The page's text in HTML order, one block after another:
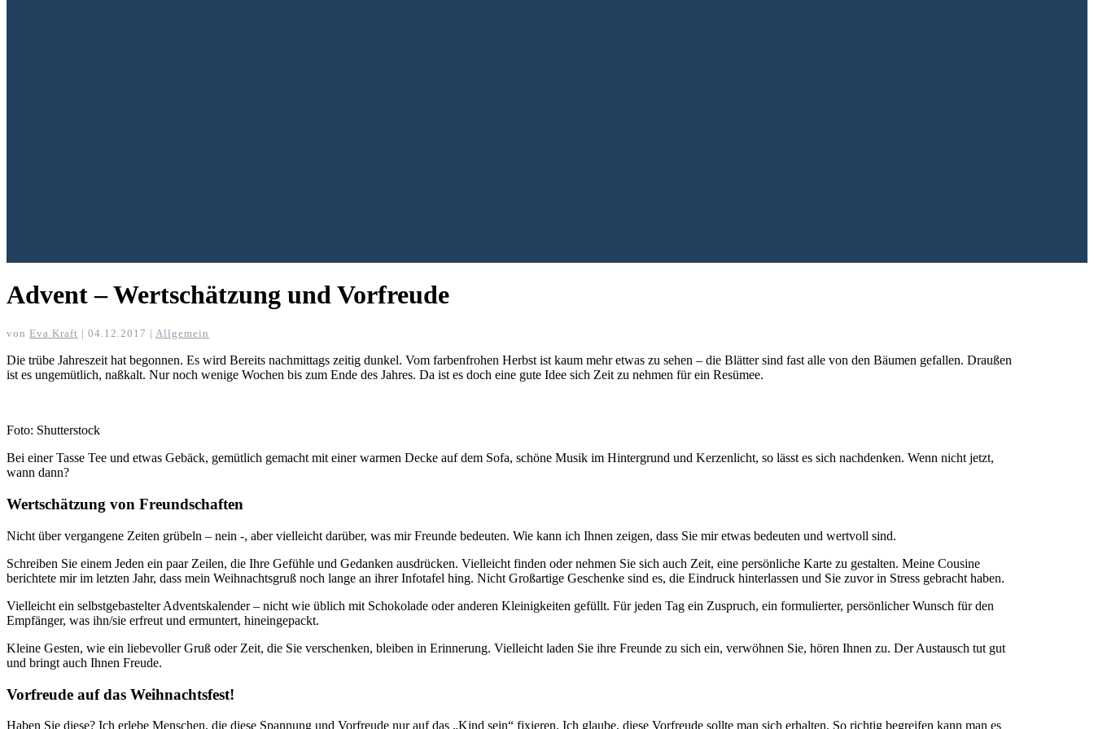
Advent – Wertschätzung und Vorfreude
von Eva Kraft | 04.12.2017 | Allgemein
Die trübe Jahreszeit hat begonnen. Es wird Bereits nachmittags zeitig dunkel. Vom farbenfrohen Herbst ist kaum mehr etwas zu sehen – die Blätter sind fast alle von den Bäumen gefallen. Draußen
ist es ungemütlich, naßkalt. Nur noch wenige Wochen bis zum Ende des Jahres. Da ist es doch eine gute Idee sich Zeit zu nehmen für ein Resümee.
Foto: Shutterstock
Bei einer Tasse Tee und etwas Gebäck, gemütlich gemacht mit einer warmen Decke auf dem Sofa, schöne Musik im Hintergrund und Kerzenlicht, so lässt es sich nachdenken. Wenn nicht jetzt,
wann dann?
Wertschätzung von Freundschaften
Nicht über vergangene Zeiten grübeln – nein -, aber vielleicht darüber, was mir Freunde bedeuten. Wie kann ich Ihnen zeigen, dass Sie mir etwas bedeuten und wertvoll sind.
Schreiben Sie einem Jeden ein paar Zeilen, die Ihre Gefühle und Gedanken ausdrücken. Vielleicht finden oder nehmen Sie sich auch Zeit, eine persönliche Karte zu gestalten. Meine Cousine
berichtete mir im letzten Jahr, dass mein Weihnachtsgruß noch lange an ihrer Infotafel hing. Nicht Großartige Geschenke sind es, die Eindruck hinterlassen und Sie zuvor in Stress gebracht haben.
Vielleicht ein selbstgebastelter Adventskalender – nicht wie üblich mit Schokolade oder anderen Kleinigkeiten gefüllt. Für jeden Tag ein Zuspruch, ein formulierter, persönlicher Wunsch für den
Empfänger, was ihn/sie erfreut und ermuntert, hineingepackt.
Kleine Gesten, wie ein liebevoller Gruß oder Zeit, die Sie verschenken, bleiben in Erinnerung. Vielleicht laden Sie ihre Freunde zu sich ein, verwöhnen Sie, hören Ihnen zu. Der Austausch tut gut
und bringt auch Ihnen Freude.
Vorfreude auf das Weihnachtsfest!
Haben Sie diese? Ich erlebe Menschen, die diese Spannung und Vorfreude nur auf das „Kind sein“ fixieren. Ich glaube, diese Vorfreude sollte man sich erhalten. So richtig begreifen kann man es